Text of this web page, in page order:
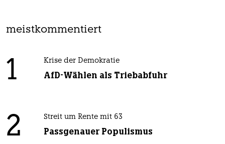
meistkommentiert
1 Krise der Demokratie
AfD-Wählen als Triebabfuhr
2 Streit um Rente mit 63
Passgenauer Populismus